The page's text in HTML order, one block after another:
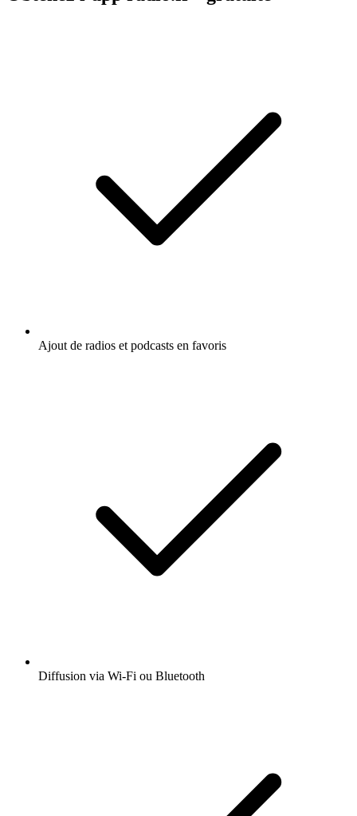
Ajout de radios et podcasts en favoris
Diffusion via Wi-Fi ou Bluetooth